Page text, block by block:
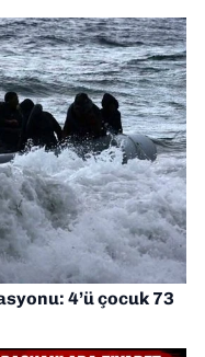
4’ü çocuk 73